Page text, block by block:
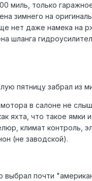
миль, только
зимнего на
нет даже намека на
шланга
пятницу забрал из
в салоне не
яхта, что такое ямки
климат контроль,
(не заводской).
почти